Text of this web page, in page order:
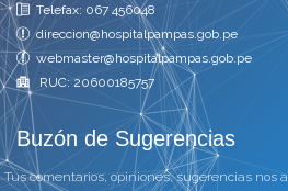
Telefax: 067 456048
direccion@hospitalpampas.gob.pe
webmaster@hospitalpampas.gob.pe
RUC: 20600185757
Buzón de Sugerencias
Tus comentarios, opiniones, sugerencias nos